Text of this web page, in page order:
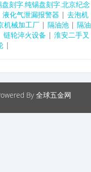
刻字.纯锡盘刻字.北京纪念
液化气泄漏报警器 | 去泡机
机械加工厂 | 隔油池 | 隔油
链轮淬火设备 | 淮安二手叉
|
By 全球五金网